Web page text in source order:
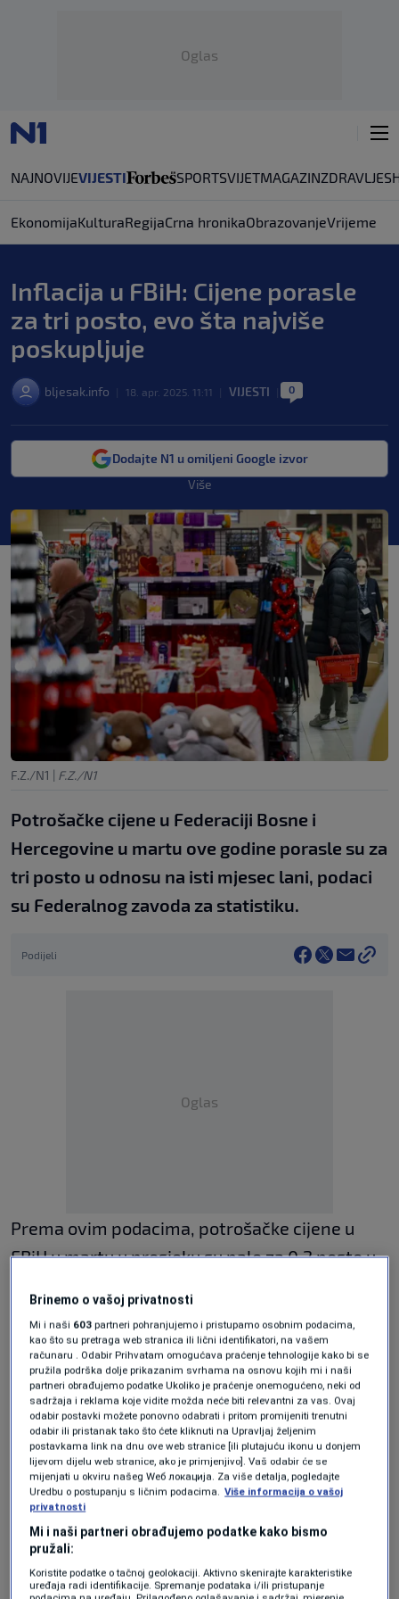
Oglas
NAJNOVIJEVIJESTI SPORTSVIJETMAGAZINZDRAVLJE
EkonomijaKulturaRegijaCrna hronikaObrazovanjeVrijeme
Inflacija u FBiH: Cijene porasle
za tri posto, evo šta najviše
poskupljuje
bljesak.info 18. apr. 2025. 11:11 VIJESTI 0
Dodajte N1 u omiljeni Google izvor
Više
F.Z./N1 | F.Z./N1
Potrošačke cijene u Federaciji Bosne i
Hercegovine u martu ove godine porasle su za
tri posto u odnosu na isti mjesec lani, podaci
su Federalnog zavoda za statistiku.
Podijeli
Oglas
Prema ovim podacima, potrošačke cijene u
FBiH u martu u prosjeku su pale za 0,2 posto u
iznosila tri posto.
Odjeća i obuća u martu u prosjeku su skuplji za
1,1 posto u odnosu na februar, restorani i hoteli
za 0,4 posto, hrana i bezalkoholna pića, te
ostala dobra i usluge za po 0,3 posto, saopćeno
je iz Federalnog zavoda za statistiku.
U prosjeku su skuplji i alkoholna pića i duhan, i
to za 0,2 posto, za koliko su poskupjeli i
zdravstvo, te obrazovanje, a rekreacija i
Brinemo o vašoj privatnosti
Mi i naši 603 partneri pohranjujemo i pristupamo osobnim podacima,
kao što su pretraga web stranica ili lični identifikatori, na vašem
računaru . Odabir Prihvatam omogućava praćenje tehnologije kako bi se
pružila podrška dolje prikazanim svrhama na osnovu kojih mi i naši
partneri obrađujemo podatke Ukoliko je praćenje onemogućeno, neki od
sadržaja i reklama koje vidite možda neće biti relevantni za vas. Ovaj
odabir postavki možete ponovno odabrati i pritom promijeniti trenutni
odabir ili pristanak tako što ćete kliknuti na Upravljaj željenim
postavkama link na dnu ove web stranice [ili plutajuću ikonu u donjem
lijevom dijelu web stranice, ako je primjenjivo]. Vaš odabir će se
mijenjati u okviru našeg Wеб локација. Za više detalja, pogledajte
Uredbu o postupanju s ličnim podacima. Više informacija o vašoj
privatnosti
Mi i naši partneri obrađujemo podatke kako bismo
pružali:
Koristite podatke o tačnoj geolokaciji. Aktivno skenirajte karakteristike
uređaja radi identifikacije. Spremanje podataka i/ili pristupanje